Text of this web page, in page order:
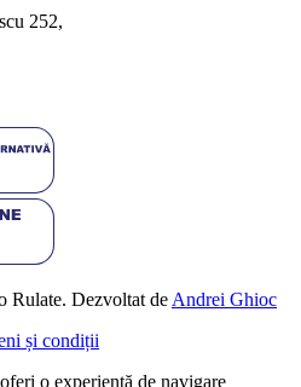
252,
Dezvoltat de Andrei Ghioc
și condiții
o experiență de navigare